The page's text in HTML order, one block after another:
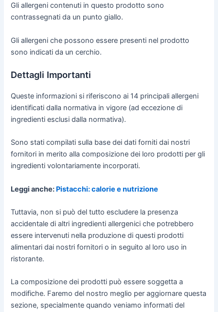
Gli allergeni contenuti in questo prodotto sono
contrassegnati da un punto giallo.
Gli allergeni che possono essere presenti nel prodotto
sono indicati da un cerchio.
Dettagli Importanti
Queste informazioni si riferiscono ai 14 principali allergeni
identificati dalla normativa in vigore (ad eccezione di
ingredienti esclusi dalla normativa).
Sono stati compilati sulla base dei dati forniti dai nostri
fornitori in merito alla composizione dei loro prodotti per gli
ingredienti volontariamente incorporati.
Leggi anche: Pistacchi: calorie e nutrizione
Tuttavia, non si può del tutto escludere la presenza
accidentale di altri ingredienti allergenici che potrebbero
essere intervenuti nella produzione di questi prodotti
alimentari dai nostri fornitori o in seguito al loro uso in
ristorante.
La composizione dei prodotti può essere soggetta a
modifiche. Faremo del nostro meglio per aggiornare questa
sezione, specialmente quando veniamo informati del